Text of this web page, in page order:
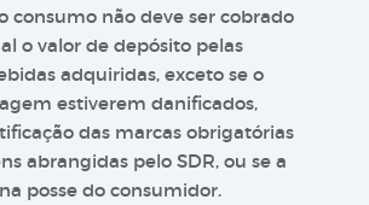
consumo não deve ser cobrado
o valor de depósito pelas
adquiridas, exceto se o
estiverem danificados,
das marcas obrigatórias
abrangidas pelo SDR, ou se a
posse do consumidor.